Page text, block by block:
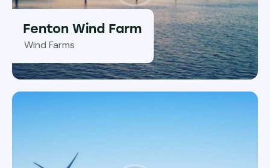
Fenton Wind Farm
Wind Farms